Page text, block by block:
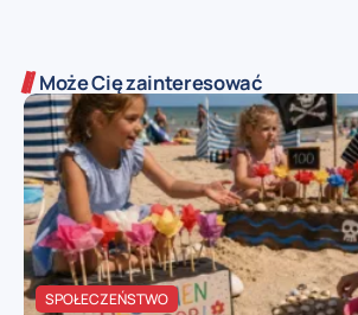
Może Cię zainteresować
SPOŁECZEŃSTWO